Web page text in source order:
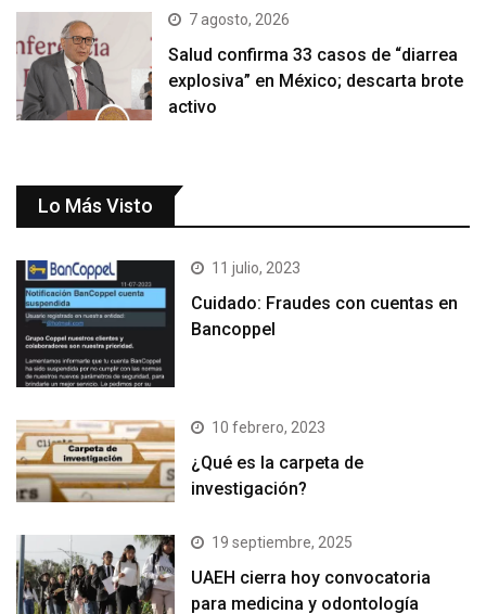
7 agosto, 2026
Salud confirma 33 casos de “diarrea
explosiva” en México; descarta brote
activo
Lo Más Visto
11 julio, 2023
Cuidado: Fraudes con cuentas en
Bancoppel
10 febrero, 2023
¿Qué es la carpeta de
investigación?
19 septiembre, 2025
UAEH cierra hoy convocatoria
para medicina y odontología